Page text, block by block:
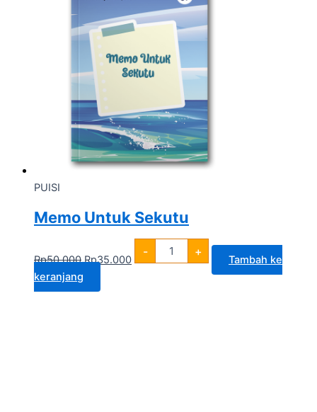
PUISI
Memo Untuk Sekutu
Rp50.000 Rp35.000
- +
Tambah ke
keranjang